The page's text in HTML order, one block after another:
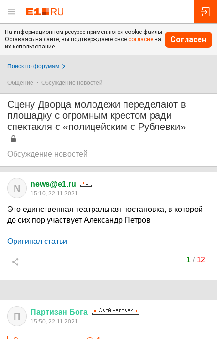
На информационном ресурсе применяются cookie-файлы.
Оставаясь на сайте, вы подтверждаете свое согласие на
их использование.
Согласен
Поиск по форумам
Общение Обсуждение новостей
Сцену Дворца молодежи переделают в
площадку с огромным крестом ради
спектакля с «полицейским с Рублевки»
Обсуждение новостей
N news@e1.ru
15:10, 22.11.2021
Это единственная театральная постановка, в которой
до сих пор участвует Александр Петров
Оригинал статьи
1 / 12
П Партизан Бога
15:50, 22.11.2021